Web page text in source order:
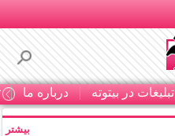
تبلیغات در بیتوته درباره ما
بیشتر